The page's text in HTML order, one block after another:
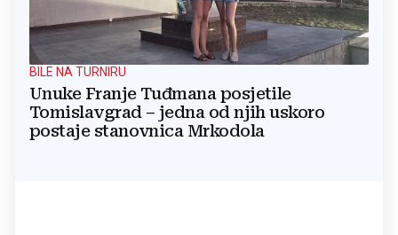
BILE NA TURNIRU
Unuke Franje Tuđmana posjetile
Tomislavgrad – jedna od njih uskoro
postaje stanovnica Mrkodola